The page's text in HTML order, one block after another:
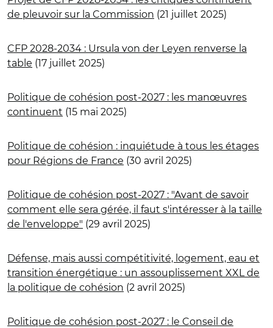
de pleuvoir sur la Commission (21 juillet 2025)
CFP 2028-2034 : Ursula von der Leyen renverse la
table (17 juillet 2025)
Politique de cohésion post-2027 : les manœuvres
continuent (15 mai 2025)
Politique de cohésion : inquiétude à tous les étages
pour Régions de France (30 avril 2025)
Politique de cohésion post-2027 : "Avant de savoir
comment elle sera gérée, il faut s'intéresser à la taille
de l'enveloppe" (29 avril 2025)
Défense, mais aussi compétitivité, logement, eau et
transition énergétique : un assouplissement XXL de
la politique de cohésion (2 avril 2025)
Politique de cohésion post-2027 : le Conseil de